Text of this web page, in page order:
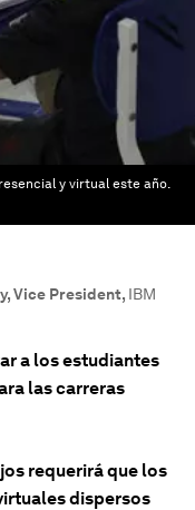
y virtual este año.
Vice President, IBM
a los estudiantes
las carreras
requerirá que los
dispersos